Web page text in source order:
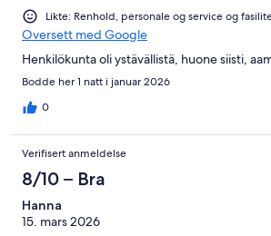
Likte: Renhold, personale og service og
Oversett med Google
Henkilökunta oli ystävällistä, huone siisti,
Bodde her 1 natt i januar 2026
0
Verifisert anmeldelse
8/10 – Bra
Hanna
15. mars 2026